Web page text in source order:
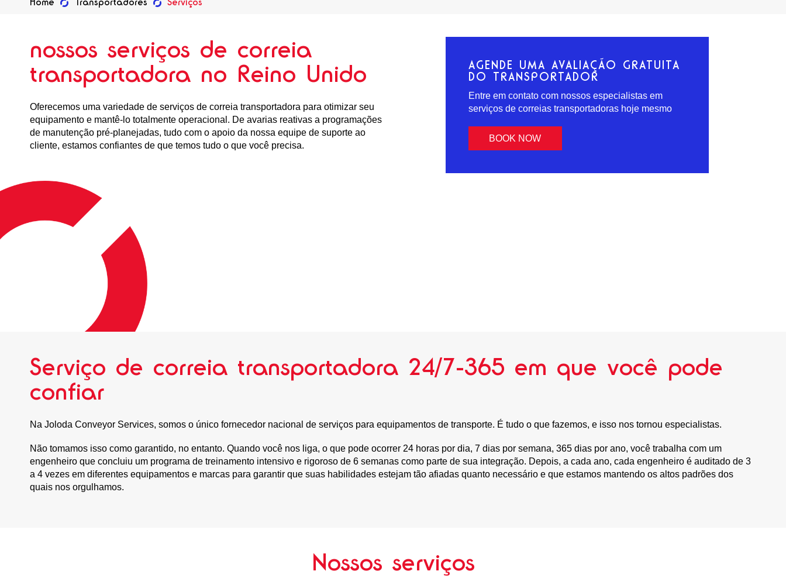
nossos serviços de correia
transportadora no Reino Unido
Oferecemos uma variedade de serviços de correia transportadora para otimizar seu
equipamento e mantê-lo totalmente operacional. De avarias reativas a programações
de manutenção pré-planejadas, tudo com o apoio da nossa equipe de suporte ao
cliente, estamos confiantes de que temos tudo o que você precisa.
AGENDE UMA AVALIAÇÃO GRATUITA
DO TRANSPORTADOR
Entre em contato com nossos especialistas em
serviços de correias transportadoras hoje mesmo
BOOK NOW
Serviço de correia transportadora 24/7-365 em que você pode
confiar
Na Joloda Conveyor Services, somos o único fornecedor nacional de serviços para equipamentos de transporte. É tudo o que fazemos, e isso nos tornou especialistas.
Não tomamos isso como garantido, no entanto. Quando você nos liga, o que pode ocorrer 24 horas por dia, 7 dias por semana, 365 dias por ano, você trabalha com um
engenheiro que concluiu um programa de treinamento intensivo e rigoroso de 6 semanas como parte de sua integração. Depois, a cada ano, cada engenheiro é auditado de 3
a 4 vezes em diferentes equipamentos e marcas para garantir que suas habilidades estejam tão afiadas quanto necessário e que estamos mantendo os altos padrões dos
quais nos orgulhamos.
Nossos serviços